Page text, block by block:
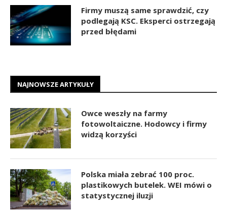
Firmy muszą same sprawdzić, czy
podlegają KSC. Eksperci ostrzegają
przed błędami
NAJNOWSZE ARTYKUŁY
Owce weszły na farmy
fotowoltaiczne. Hodowcy i firmy
widzą korzyści
Polska miała zebrać 100 proc.
plastikowych butelek. WEI mówi o
statystycznej iluzji